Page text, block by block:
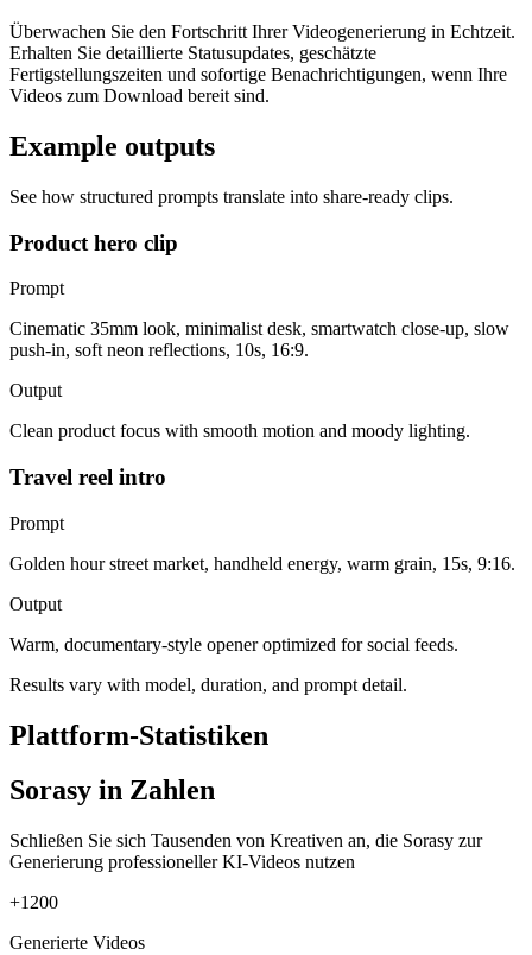
Überwachen Sie den Fortschritt Ihrer Videogenerierung in Echtzeit.
Erhalten Sie detaillierte Statusupdates, geschätzte
Fertigstellungszeiten und sofortige Benachrichtigungen, wenn Ihre
Videos zum Download bereit sind.
Example outputs
See how structured prompts translate into share-ready clips.
Product hero clip
Prompt
Cinematic 35mm look, minimalist desk, smartwatch close-up, slow
push-in, soft neon reflections, 10s, 16:9.
Output
Clean product focus with smooth motion and moody lighting.
Travel reel intro
Prompt
Golden hour street market, handheld energy, warm grain, 15s, 9:16.
Output
Warm, documentary-style opener optimized for social feeds.
Results vary with model, duration, and prompt detail.
Plattform-Statistiken
Sorasy in Zahlen
Schließen Sie sich Tausenden von Kreativen an, die Sorasy zur
Generierung professioneller KI-Videos nutzen
+1200
Generierte Videos